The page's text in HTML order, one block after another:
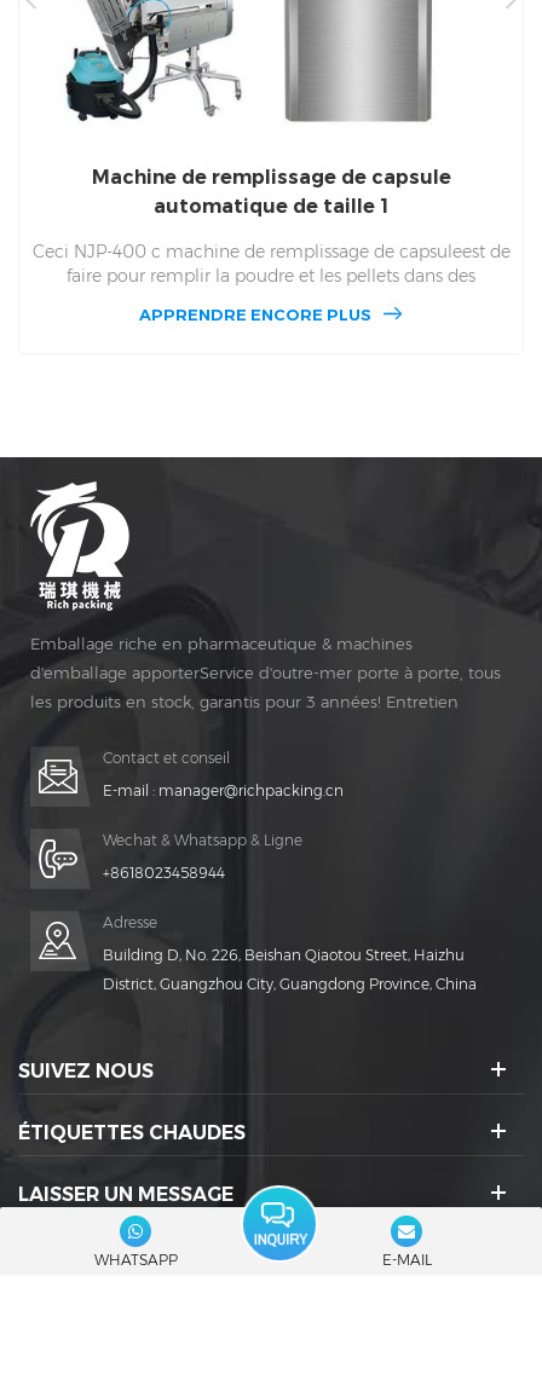
Machine de remplissage de capsule
automatique de taille 1
Ceci NJP-400 c machine de remplissage de capsuleest de
faire pour remplir la poudre et les pellets dans des
une heure, digne de la taille des capsules de taille
APPRENDRE ENCORE PLUS
Emballage riche en pharmaceutique & machines
d'emballage apporterService d'outre-mer porte à porte, tous
les produits en stock, garantis pour 3 années! Entretien
Contact et conseil
E-mail : manager@richpacking.cn
Wechat & Whatsapp & Ligne
+8618023458944
Adresse
Building D, No. 226, Beishan Qiaotou Street, Haizhu
District, Guangzhou City, Guangdong Province, China
SUIVEZ NOUS
ÉTIQUETTES CHAUDES
LAISSER UN MESSAGE
ICÔNES SOCIALES :
WHATSAPP E-MAIL